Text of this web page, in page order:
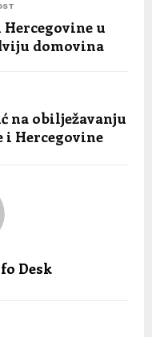
u
domovina
na obilježavanju
i Hercegovine
Desk